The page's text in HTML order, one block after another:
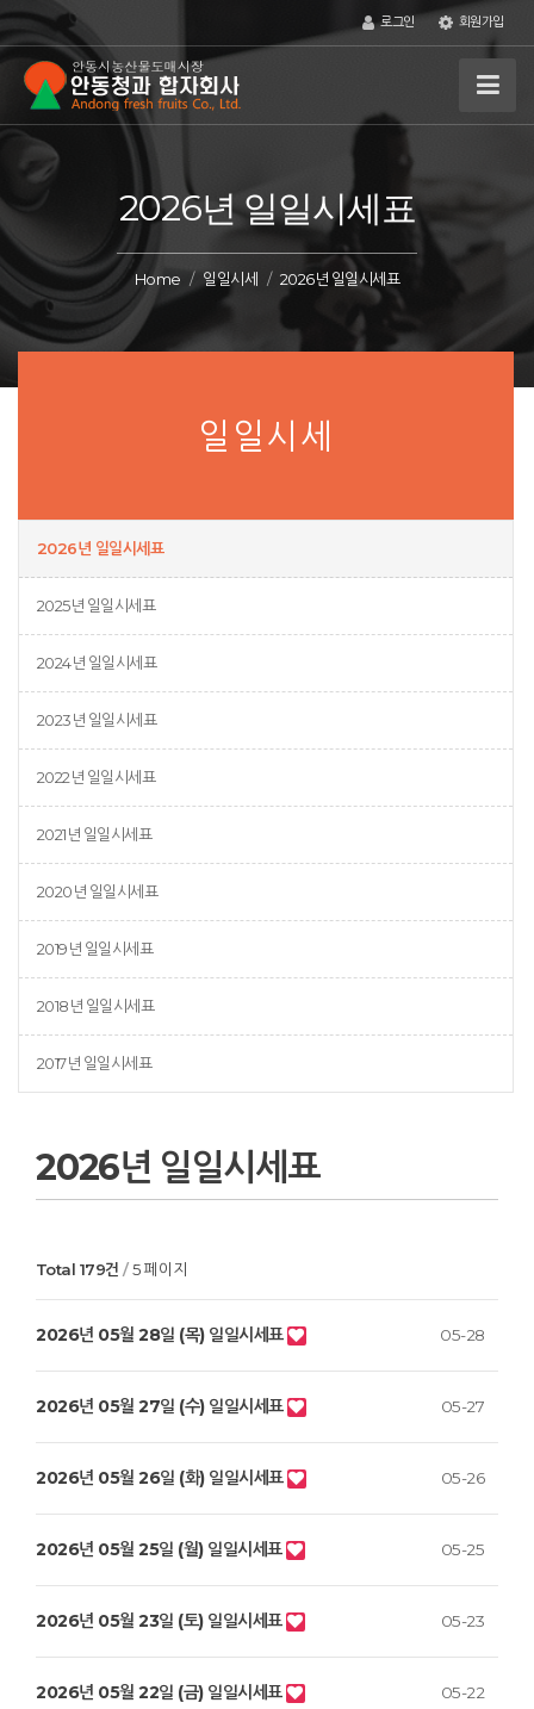
로그인 회원가입
2026년 일일시세표
Home 일일시세 2026년 일일시세표
일일시세
2026년 일일시세표
2025년 일일시세표
2024년 일일시세표
2023년 일일시세표
2022년 일일시세표
2021년 일일시세표
2020년 일일시세표
2019년 일일시세표
2018년 일일시세표
2017년 일일시세표
2026년 일일시세표
Total 179건 5 페이지
2026년 05월 28일 (목) 일일시세표 05-28
2026년 05월 27일 (수) 일일시세표 05-27
2026년 05월 26일 (화) 일일시세표 05-26
2026년 05월 25일 (월) 일일시세표 05-25
2026년 05월 23일 (토) 일일시세표 05-23
2026년 05월 22일 (금) 일일시세표 05-22